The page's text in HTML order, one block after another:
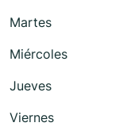
Martes
Miércoles
Jueves
Viernes